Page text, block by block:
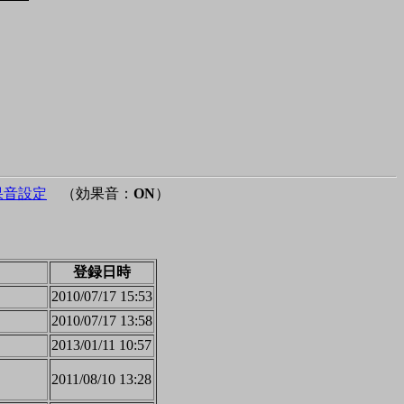
設定 （効果音： ON）
登録日時
2010/07/17 15:53
2010/07/17 13:58
2013/01/11 10:57
2011/08/10 13:28